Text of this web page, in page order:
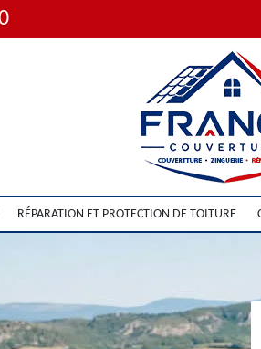
RÉPARATION ET PROTECTION DE TOITURE